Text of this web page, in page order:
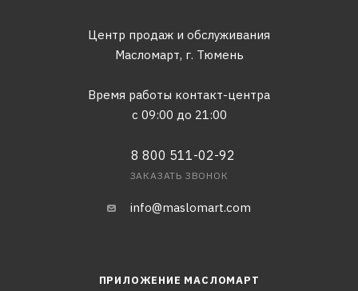
Центр продаж и обслуживания
Масломарт, г. Тюмень
Время работы контакт-центра
с 09:00 до 21:00
8 800 511-02-92
ЗАКАЗАТЬ ЗВОНОК
info@maslomart.com
ПРИЛОЖЕНИЕ МАСЛОМАРТ